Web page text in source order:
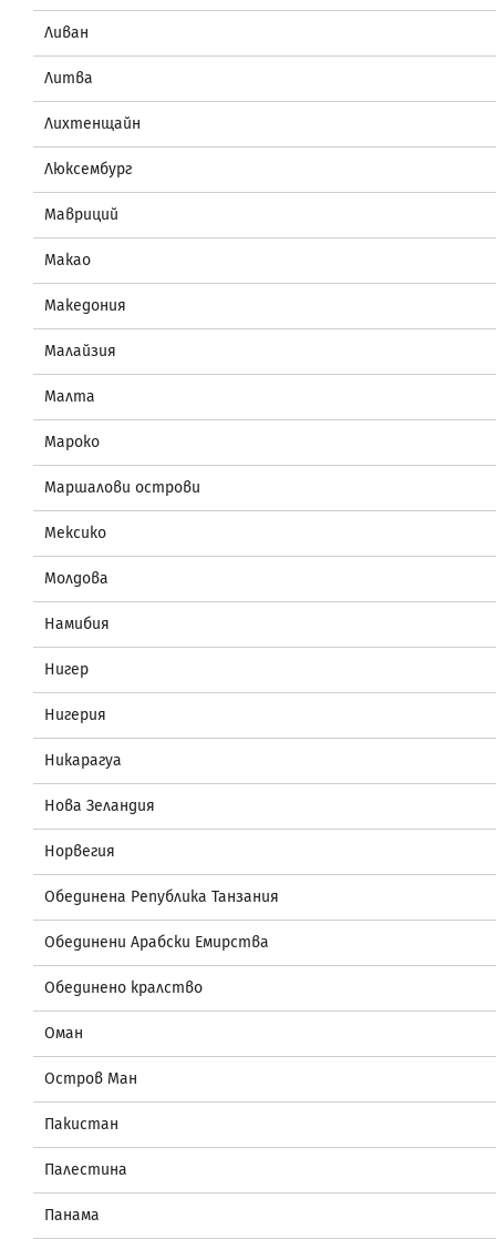
Ливан
Литва
Лихтенщайн
Люксембург
Мавриций
Макао
Македония
Малайзия
Малта
Мароко
Маршалови острови
Мексико
Молдова
Намибия
Нигер
Нигерия
Никарагуа
Нова Зеландия
Норвегия
Обединена Република Танзания
Обединени Арабски Емирства
Обединено кралство
Оман
Остров Ман
Пакистан
Палестина
Панама